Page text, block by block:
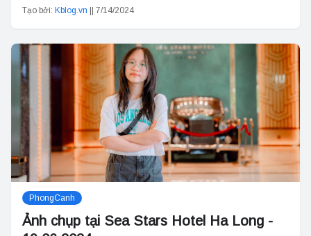
Tạo bởi: Kblog.vn 7/14/2024
PhongCanh
Ảnh chụp tại Sea Stars Hotel Ha Long -